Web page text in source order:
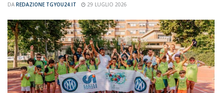
DA REDAZIONE TGYOU24.IT 29 LUGLIO 2026